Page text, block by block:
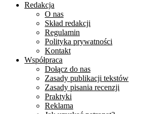
Redakcja
O nas
Skład redakcji
Regulamin
Polityka prywatności
Kontakt
Współpraca
Dołącz do nas
Zasady publikacji tekstów
Zasady pisania recenzji
Praktyki
Reklama